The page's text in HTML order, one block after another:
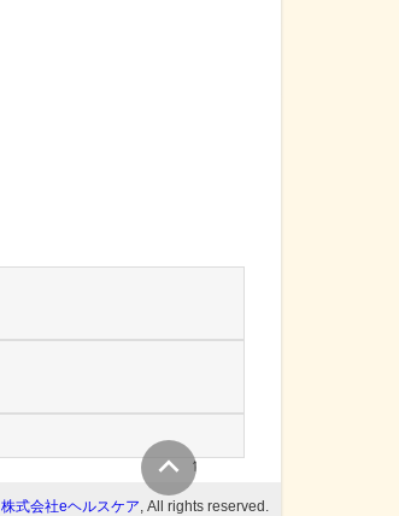
↑
株式会社eヘルスケア , All rights reserved.